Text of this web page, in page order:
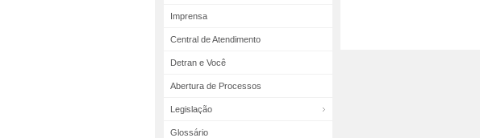
Imprensa
Central de Atendimento
Detran e Você
Abertura de Processos
Legislação
Glossário